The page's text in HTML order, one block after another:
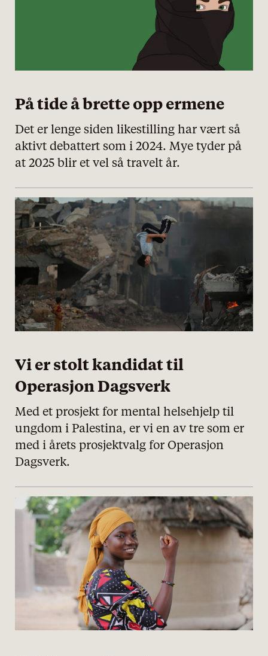
Nødvendige
Statistiske
Markedsføring
På tide å brette opp ermene
Det er lenge siden likestilling har vært så
aktivt debattert som i 2024. Mye tyder på
at 2025 blir et vel så travelt år.
Vi er stolt kandidat til
Operasjon Dagsverk
Med et prosjekt for mental helsehjelp til
ungdom i Palestina, er vi en av tre som er
med i årets prosjektvalg for Operasjon
Dagsverk.